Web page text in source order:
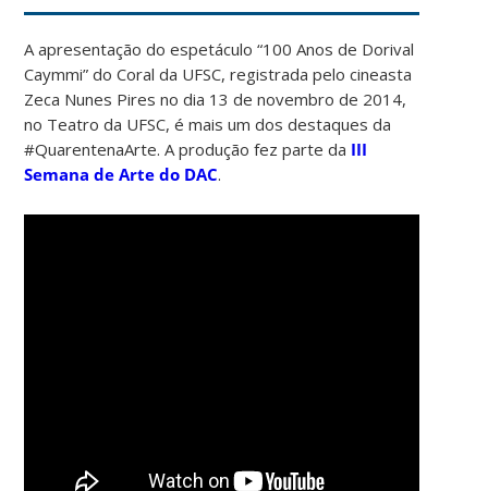
A apresentação do espetáculo “100 Anos de Dorival
Caymmi” do Coral da UFSC, registrada pelo cineasta
Zeca Nunes Pires no dia 13 de novembro de 2014,
no Teatro da UFSC, é mais um dos destaques da
#QuarentenaArte. A produção fez parte da III
Semana de Arte do DAC.